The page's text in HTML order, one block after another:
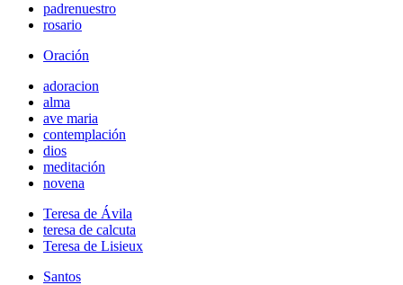
padrenuestro
rosario
Oración
adoracion
alma
ave maria
contemplación
dios
meditación
novena
Teresa de Ávila
teresa de calcuta
Teresa de Lisieux
Santos